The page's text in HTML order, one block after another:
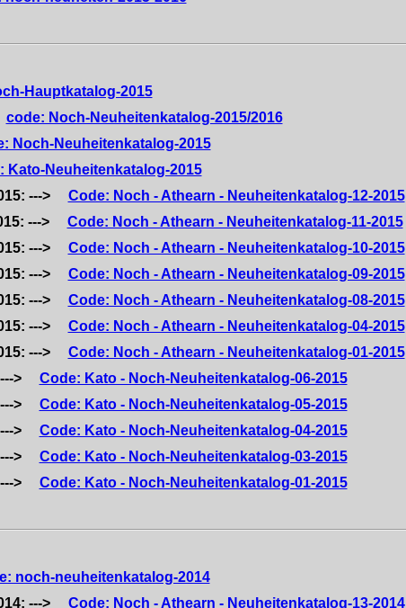
Hauptkatalog-2015
code: Noch-Neuheitenkatalog-2015/2016
Noch-Neuheitenkatalog-2015
Kato-Neuheitenkatalog-2015
--->
Code: Noch - Athearn - Neuheitenkatalog-12-2015
--->
Code: Noch - Athearn - Neuheitenkatalog-11-2015
--->
Code: Noch - Athearn - Neuheitenkatalog-10-2015
--->
Code: Noch - Athearn - Neuheitenkatalog-09-2015
--->
Code: Noch - Athearn - Neuheitenkatalog-08-2015
--->
Code: Noch - Athearn - Neuheitenkatalog-04-2015
--->
Code: Noch - Athearn - Neuheitenkatalog-01-2015
--->
Code: Kato - Noch-Neuheitenkatalog-06-2015
--->
Code: Kato - Noch-Neuheitenkatalog-05-2015
--->
Code: Kato - Noch-Neuheitenkatalog-04-2015
--->
Code: Kato - Noch-Neuheitenkatalog-03-2015
--->
Code: Kato - Noch-Neuheitenkatalog-01-2015
noch-neuheitenkatalog-2014
--->
Code: Noch - Athearn - Neuheitenkatalog-13-2014